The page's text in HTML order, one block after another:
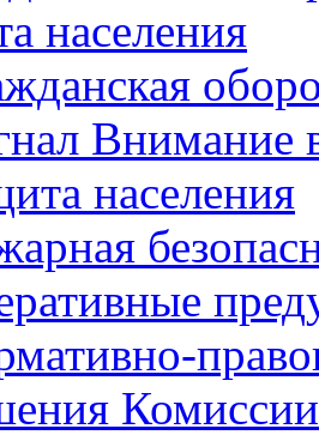
населения
Внимание
населения